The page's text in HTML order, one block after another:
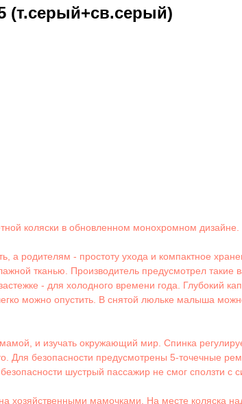
(т.серый+св.серый)
коляски в обновленном монохромном дизайне.
а родителям - простоту ухода и компактное
тканью. Производитель предусмотрел
- для холодного времени года. Глубокий
можно опустить. В снятой люльке малыша
и изучать окружающий мир. Спинка
безопасности предусмотрены 5-точечные
шустрый пассажир не смог сползти с
хозяйственными мамочками. На месте коляска